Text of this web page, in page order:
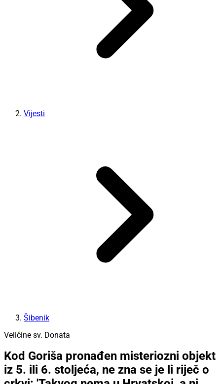
Vijesti
Šibenik
Veličine sv. Donata
Kod Goriša pronađen misteriozni objekt
iz 5. ili 6. stoljeća, ne zna se je li riječ o